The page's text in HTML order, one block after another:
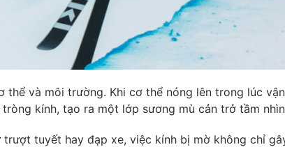
thể và môi trường. Khi cơ thể nóng lên trong lúc
kính, tạo ra một lớp sương mù cản trở tầm
tuyết hay đạp xe, việc kính bị mờ không chỉ